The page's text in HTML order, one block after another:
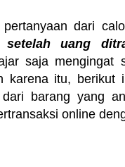
dari
setelah uang
saja mengingat
karena itu, berikut
dari barang yang
online